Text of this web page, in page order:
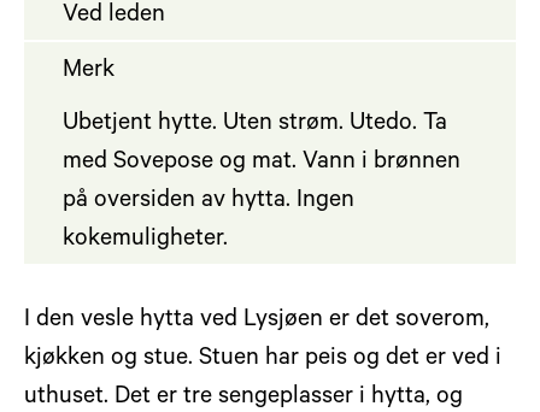
Ved leden
Merk
Ubetjent hytte. Uten strøm. Utedo. Ta
med Sovepose og mat. Vann i brønnen
på oversiden av hytta. Ingen
kokemuligheter.
I den vesle hytta ved Lysjøen er det soverom,
kjøkken og stue. Stuen har peis og det er ved i
uthuset. Det er tre sengeplasser i hytta, og